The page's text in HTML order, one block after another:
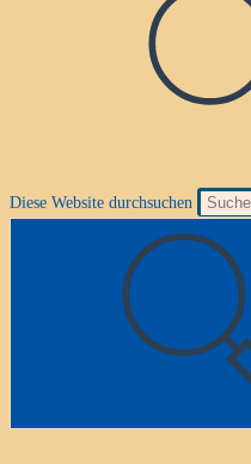
Diese Website durchsuchen